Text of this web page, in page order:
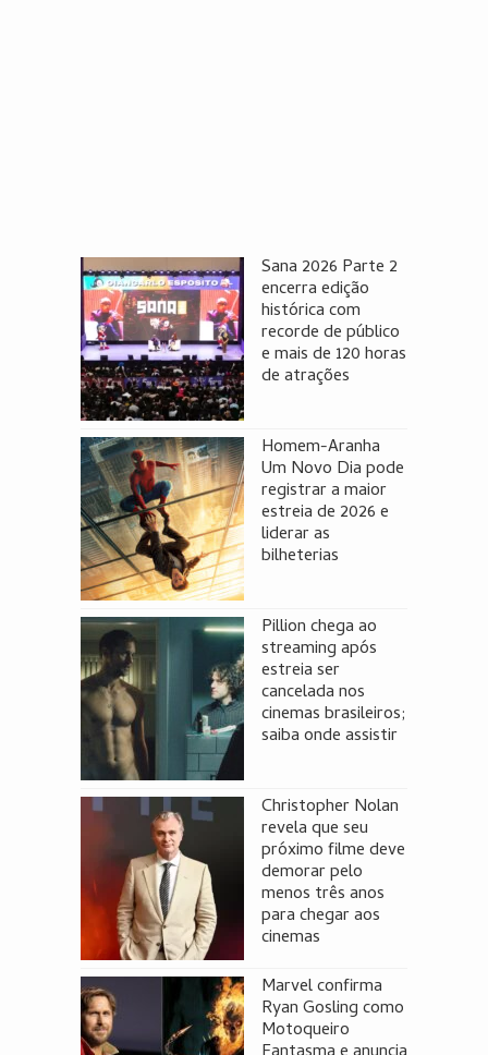
Sana 2026 Parte 2
encerra edição
histórica com
recorde de público
e mais de 120 horas
de atrações
Homem-Aranha
Um Novo Dia pode
registrar a maior
estreia de 2026 e
liderar as
bilheterias
Pillion chega ao
streaming após
estreia ser
cancelada nos
cinemas brasileiros;
saiba onde assistir
Christopher Nolan
revela que seu
próximo filme deve
demorar pelo
menos três anos
para chegar aos
cinemas
Marvel confirma
Ryan Gosling como
Motoqueiro